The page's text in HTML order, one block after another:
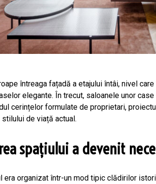
întreaga fațadă a etajului întâi, nivel
elegante. În trecut, saloanele unor
cerințelor formulate de proprietari,
de viață actual.
spațiului a devenit
era organizat într-un mod tipic clădirilor